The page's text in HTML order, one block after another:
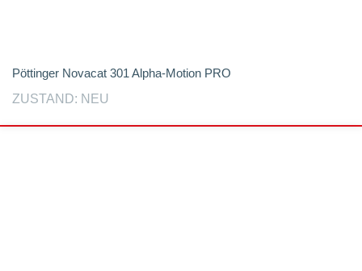
Pöttinger Novacat 301 Alpha-Motion PRO
ZUSTAND: NEU